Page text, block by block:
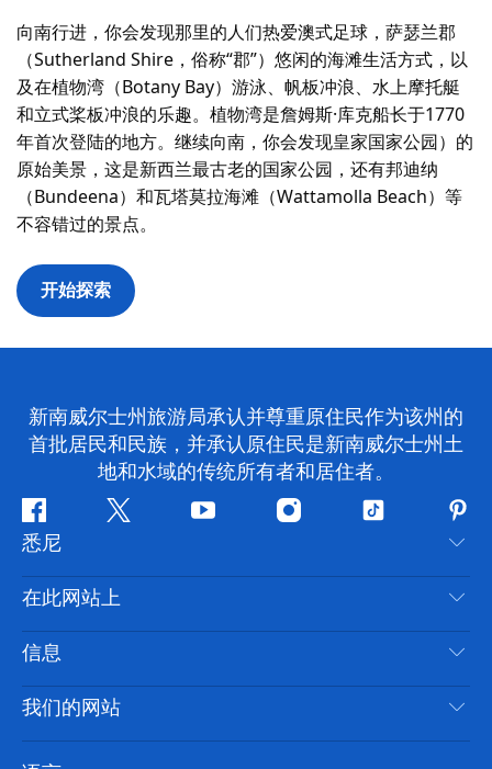
向南行进，你会发现那里的人们热爱澳式足球，萨瑟兰郡
（Sutherland Shire，俗称“郡”）悠闲的海滩生活方式，以
及在植物湾（Botany Bay）游泳、帆板冲浪、水上摩托艇
和立式桨板冲浪的乐趣。植物湾是詹姆斯·库克船长于1770
年首次登陆的地方。继续向南，你会发现皇家国家公园）的
原始美景，这是新西兰最古老的国家公园，还有邦迪纳
（Bundeena）和瓦塔莫拉海滩（Wattamolla Beach）等​​
不容错过的景点。
开始探索
新南威尔士州旅游局承认并尊重原住民作为该州的
首批居民和民族，并承认原住民是新南威尔士州土
地和水域的传统所有者和居住者。
Facebook 叽
喳
喳
YouTube Instagram抖
悉尼
联系我们
免责声明
隐私
Cookie 通知
在此网站上
目的地
推荐活动
新南威尔士州公路旅行
信息
旅行信息
无障碍悉尼
我们的网站